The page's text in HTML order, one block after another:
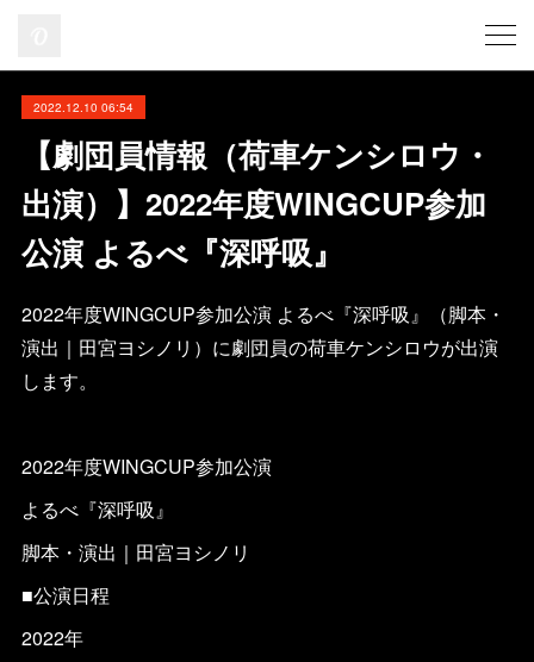
2022.12.10 06:54
【劇団員情報（荷車ケンシロウ・
出演）】2022年度WINGCUP参加
公演 よるべ『深呼吸』
2022年度WINGCUP参加公演 よるべ『深呼吸』（脚本・
演出｜田宮ヨシノリ）に劇団員の荷車ケンシロウが出演
します。
2022年度WINGCUP参加公演
よるべ『深呼吸』
脚本・演出｜田宮ヨシノリ
■公演日程
2022年